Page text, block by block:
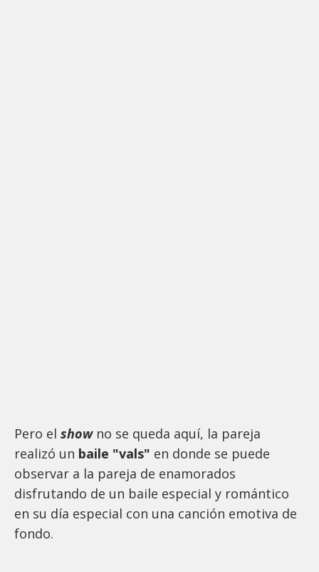
Pero el show no se queda aquí, la pareja
realizó un baile "vals" en donde se puede
observar a la pareja de enamorados
disfrutando de un baile especial y romántico
en su día especial con una canción emotiva de
fondo.